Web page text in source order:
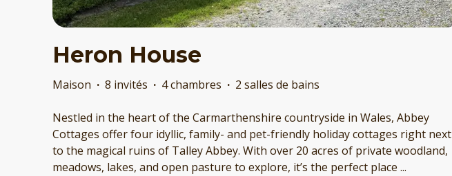
Heron House
Maison · 8 invités · 4 chambres · 2 salles de bains
Nestled in the heart of the Carmarthenshire countryside in Wales, Abbey
Cottages offer four idyllic, family- and pet-friendly holiday cottages right next
to the magical ruins of Talley Abbey. With over 20 acres of private woodland,
meadows, lakes, and open pasture to explore, it’s the perfect place ...